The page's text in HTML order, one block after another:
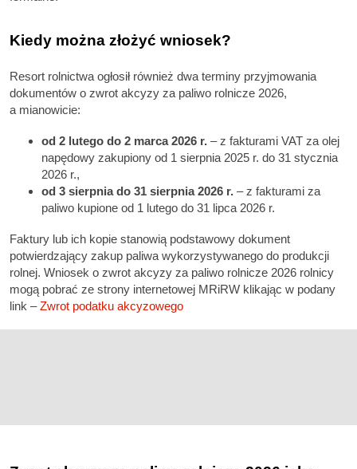
Kiedy można złożyć wniosek?
Resort rolnictwa ogłosił również dwa terminy przyjmowania
dokumentów o zwrot akcyzy za paliwo rolnicze 2026,
a mianowicie:
od 2 lutego do 2 marca 2026 r. – z fakturami VAT za olej
napędowy zakupiony od 1 sierpnia 2025 r. do 31 stycznia
2026 r.,
od 3 sierpnia do 31 sierpnia 2026 r. – z fakturami za
paliwo kupione od 1 lutego do 31 lipca 2026 r.
Faktury lub ich kopie stanowią podstawowy dokument
potwierdzający zakup paliwa wykorzystywanego do produkcji
rolnej. Wniosek o zwrot akcyzy za paliwo rolnicze 2026 rolnicy
mogą pobrać ze strony internetowej MRiRW klikając w podany
link –Zwrot podatku akcyzowego